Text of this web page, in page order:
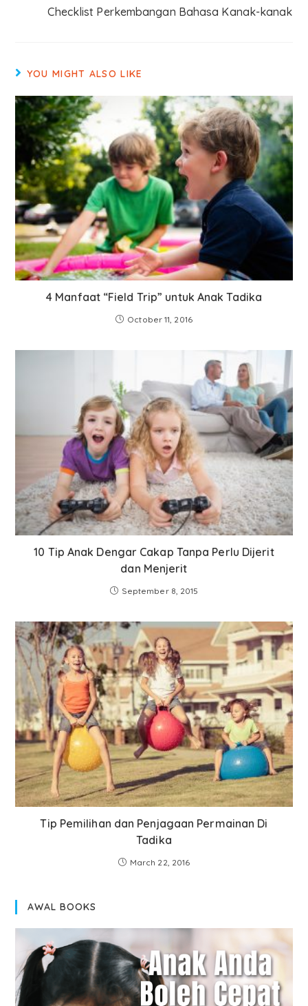
Checklist Perkembangan Bahasa Kanak-kanak
YOU MIGHT ALSO LIKE
4 Manfaat “Field Trip” untuk Anak Tadika
October 11, 2016
10 Tip Anak Dengar Cakap Tanpa Perlu Dijerit
dan Menjerit
September 8, 2015
Tip Pemilihan dan Penjagaan Permainan Di
Tadika
March 22, 2016
AWAL BOOKS